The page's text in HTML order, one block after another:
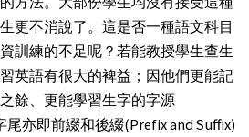
更不消說了。這是否一種語文科目
訓練的不足呢？若能教授學生查生
英語有很大的裨益；因他們更能記
餘、更能學習生字的字源
亦即前綴和後綴(Prefix and Suffix)